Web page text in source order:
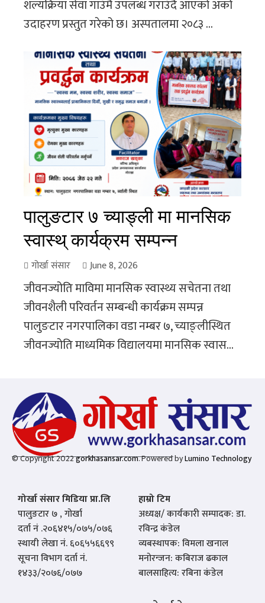
शल्यक्रिया सेवा गाउँमै उपलब्ध गराउँदै आएको अर्को
उदाहरण प्रस्तुत गरेको छ। अस्पतालमा २०८३ ...
पालुङटार ७ च्याङ्ली मा मानसिक
स्वास्थ् कार्यक्रम सम्पन्न
गोर्खा संसार June 8, 2026
जीवनज्योति माविमा मानसिक स्वास्थ्य सचेतना तथा
जीवनशैली परिवर्तन सम्बन्धी कार्यक्रम सम्पन्न
पालुङटार नगरपालिका वडा नम्बर ७, च्याङ्लीस्थित
जीवनज्योति माध्यमिक विद्यालयमा मानसिक स्वास...
© Copyright 2022gorkhasansar.com. Powered byLumino Technology
गोर्खा संसार मिडिया प्रा.लि
पालुङटार ७ , गोर्खा
दर्ता नं .२०६४१५/०७५/०७६
स्थायी लेखा नं. ६०६५५६६९९
सूचना विभाग दर्ता नं.
१४३३/२०७६/०७७
हाम्रो टिम
अध्यक्ष/ कार्यकारी सम्पादक: डा.
रविन्द्र कंडेल
व्यबस्थापक: विमला खनाल
मनोरन्जन: कबिराज ढकाल
बालसाहित्य: रबिना कंडेल